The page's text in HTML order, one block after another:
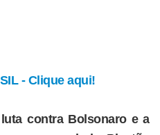
- Clique aqui!
contra Bolsonaro e a